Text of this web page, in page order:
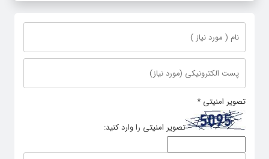
تصویر امنیتی*